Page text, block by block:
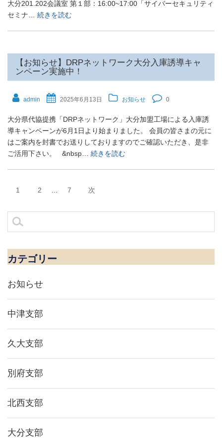
大分201.202会議室 第１部：16:00~17:00「サイバーセキュリティ
セミナ… 続きを読む
【お知らせ】DRPネットワーク大分入庫誘導キャ
ンペーン実施中！
admin 2025年6月13日 お知らせ 0
大分県代協提携「DRPネットワーク」大分加盟工場による入庫誘
導キャンペーンが6月1日より始まりました。 会員の皆さまの元に
はご案内を封書でお送りしておりますのでご確認いただき、是非
ご活用下さい。 &nbsp… 続きを読む
稿
ナ
ゲ
ー
シ
ョ
ン
ペ
ジ
1
ペ
ジ
2 …
ペ
ジ
7 次
検
索:
カテゴリー
お知らせ
中津支部
久大支部
別府支部
北西支部
大分支部